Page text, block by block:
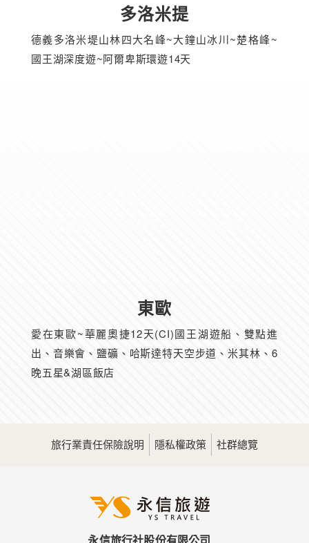
多洛米提
德義多洛米堤山林四大名峰~大鐘山冰川~楚格峰~
國王湖深度遊~阿爾卑斯環遊14天
東歐
愛在東歐~華麗奧捷12天(CI)國王湖遊船、雙點進
出、音樂會、鹽礦、哈斯達特天空步道、米其林、6
晚五星&湖區飯店
旅行業責任保險說明 隱私權政策 社群總覽